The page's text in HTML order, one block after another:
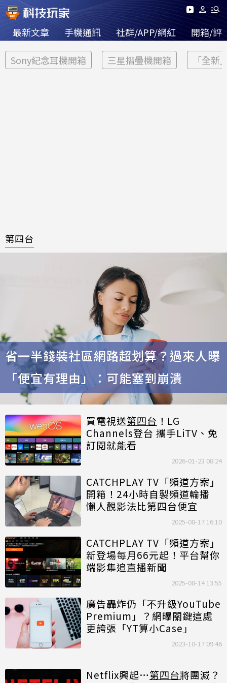
最新文章 手機通訊 社群/APP/網紅 開箱/評
Sony紀念耳機開箱 三星摺疊機開箱 「全新
第四台
省一半錢裝社區網路超划算？過來人曝
「便宜有理由」：可能塞到崩潰
買電視送第四台 ！LG
Channels登台 攜手LiTV、免
訂閱就能看
2026-01-23 08:24
CATCHPLAY TV「頻道方案」
開箱！24小時自製頻道輪播
懶人觀影法比第四台便宜
2025-08-17 16:10
CATCHPLAY TV「頻道方案」
新登場每月66元起！平台幫你
端影集追直播新聞
2025-08-14 13:55
廣告轟炸仍「不升級YouTube
Premium」？網曝關鍵這處
更誇張「YT算小Case」
2023-10-17 09:46
Netflix興起…第四台將團滅？